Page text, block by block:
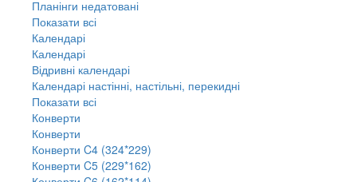
Планінги недатовані
Показати всі
Календарі
Календарі
Відривні календарі
Календарі настінні, настільні, перекидні
Показати всі
Конверти
Конверти
Конверти C4 (324*229)
Конверти C5 (229*162)